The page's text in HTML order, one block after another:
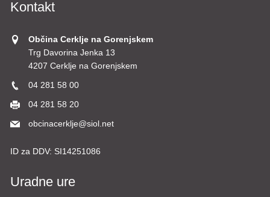
Kontakt
Občina Cerklje na Gorenjskem
Trg Davorina Jenka 13
4207 Cerklje na Gorenjskem
04 281 58 00
04 281 58 20
obcinacerklje@siol.net
ID za DDV: SI14251086
Uradne ure